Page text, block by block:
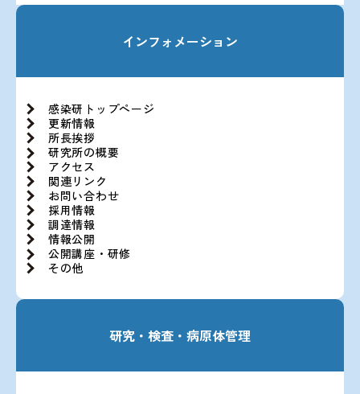
インフォメーション
感染研トップページ
更新情報
所長挨拶
研究所の概要
アクセス
関連リンク
お問い合わせ
採用情報
調達情報
情報公開
公開講座・研修
その他
研究・検査・病原体管理